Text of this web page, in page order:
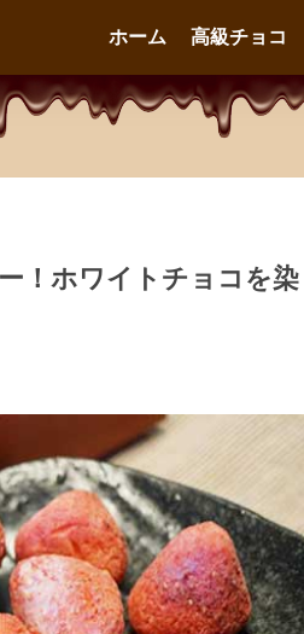
ホーム 高級チョコ
！ホワイトチョコを染